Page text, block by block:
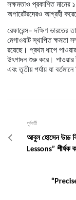
সক্ষমতাও প্রকাশিত মানের
অপারেটরদেরও আগ্রহী
রেফারেন্স–দক্ষিণ ভারতের
মেগাওয়াট স্থাপিত ক্ষমতা
রয়েছে। প্রথম ধাপে পাওয়ার
উৎপাদন শুরু করে। পাওয়ার
এবং তৃতীয় পর্যায় যা বর্তমানে
পূর্ববর্তী
আবুল হোসেন উচ্চ
Lessons” শীর্ষক